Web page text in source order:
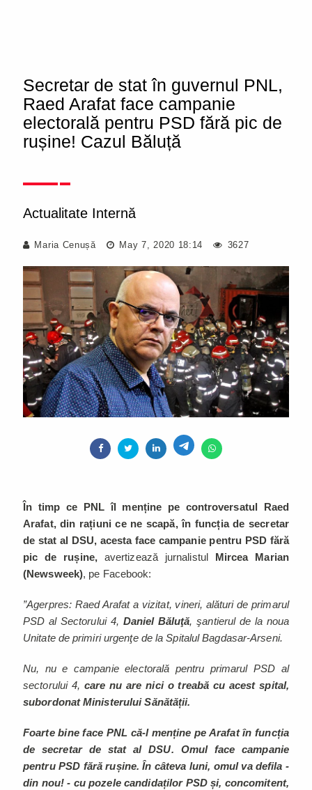
Secretar de stat în guvernul PNL,
Raed Arafat face campanie
electorală pentru PSD fără pic de
rușine! Cazul Băluță
Actualitate Internă
Maria Cenușă May 7, 2020 18:14 3627
În timp ce PNL îl menține pe controversatul Raed
Arafat, din rațiuni ce ne scapă, în funcția de secretar
de stat al DSU, acesta face campanie pentru PSD fără
pic de rușine, avertizează jurnalistul Mircea Marian
(Newsweek), pe Facebook:
”Agerpres: Raed Arafat a vizitat, vineri, alături de primarul
PSD al Sectorului 4, Daniel Băluţă, şantierul de la noua
Unitate de primiri urgenţe de la Spitalul Bagdasar-Arseni.
Nu, nu e campanie electorală pentru primarul PSD al
sectorului 4, care nu are nici o treabă cu acest spital,
subordonat Ministerului Sănătății.
Foarte bine face PNL că-l menține pe Arafat în funcția
de secretar de stat al DSU. Omul face campanie
pentru PSD fără rușine. În câteva luni, omul va defila -
din nou! - cu pozele candidaților PSD și, concomitent,